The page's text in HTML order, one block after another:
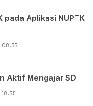
pada Aplikasi NUPTK
08:55
Aktif Mengajar SD